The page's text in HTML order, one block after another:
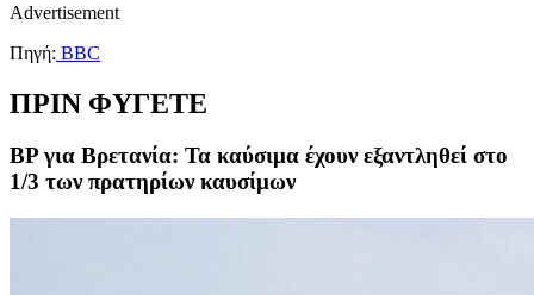
Advertisement
Πηγή: BBC
ΠΡΙΝ ΦΥΓΕΤΕ
BP για Βρετανία: Τα καύσιμα έχουν εξαντληθεί στο
1/3 των πρατηρίων καυσίμων